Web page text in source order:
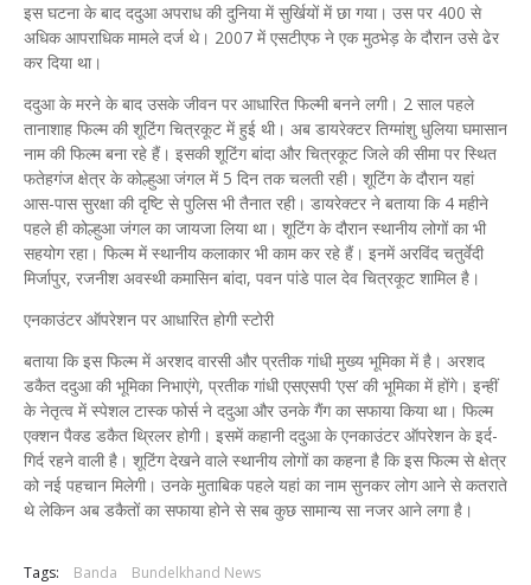
इस घटना के बाद ददुआ अपराध की दुनिया में सुर्खियों में छा गया। उस पर 400 से
अधिक आपराधिक मामले दर्ज थे। 2007 में एसटीएफ ने एक मुठभेड़ के दौरान उसे ढेर
कर दिया था।
ददुआ के मरने के बाद उसके जीवन पर आधारित फिल्मी बनने लगी। 2 साल पहले
तानाशाह फिल्म की शूटिंग चित्रकूट में हुई थी। अब डायरेक्टर तिग्मांशु धुलिया घमासान
नाम की फिल्म बना रहे हैं। इसकी शूटिंग बांदा और चित्रकूट जिले की सीमा पर स्थित
फतेहगंज क्षेत्र के कोल्हुआ जंगल में 5 दिन तक चलती रही। शूटिंग के दौरान यहां
आस-पास सुरक्षा की दृष्टि से पुलिस भी तैनात रही। डायरेक्टर ने बताया कि 4 महीने
पहले ही कोल्हुआ जंगल का जायजा लिया था। शूटिंग के दौरान स्थानीय लोगों का भी
सहयोग रहा। फिल्म में स्थानीय कलाकार भी काम कर रहे हैं। इनमें अरविंद चतुर्वेदी
मिर्जापुर, रजनीश अवस्थी कमासिन बांदा, पवन पांडे पाल देव चित्रकूट शामिल है।
एनकाउंटर ऑपरेशन पर आधारित होगी स्टोरी
बताया कि इस फिल्म में अरशद वारसी और प्रतीक गांधी मुख्य भूमिका में है। अरशद
डकैत ददुआ की भूमिका निभाएंगे, प्रतीक गांधी एसएसपी ‘एस’ की भूमिका में होंगे। इन्हीं
के नेतृत्व में स्पेशल टास्क फोर्स ने ददुआ और उनके गैंग का सफाया किया था। फिल्म
एक्शन पैक्ड डकैत थ्रिलर होगी। इसमें कहानी ददुआ के एनकाउंटर ऑपरेशन के इर्द-
गिर्द रहने वाली है। शूटिंग देखने वाले स्थानीय लोगों का कहना है कि इस फिल्म से क्षेत्र
को नई पहचान मिलेगी। उनके मुताबिक पहले यहां का नाम सुनकर लोग आने से कतराते
थे लेकिन अब डकैतों का सफाया होने से सब कुछ सामान्य सा नजर आने लगा है।
Tags: Banda Bundelkhand News